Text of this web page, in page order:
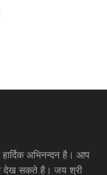
अभिनन्दन है। आप
देख सकते है। जय श्री